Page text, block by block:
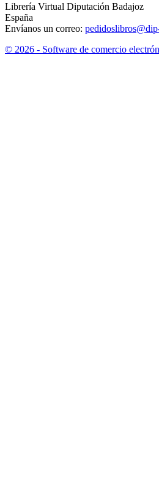
Librería Virtual Diputación Badajoz
España
Envíanos un correo:
© 2026 - Software de comercio